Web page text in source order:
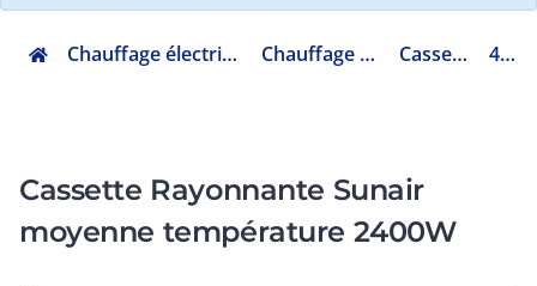
Chauffage électrique climatisation ventilation Chauffage industriel et tertiaire Cassette chauffante 497081
Cassette Rayonnante Sunair
moyenne température 2400W